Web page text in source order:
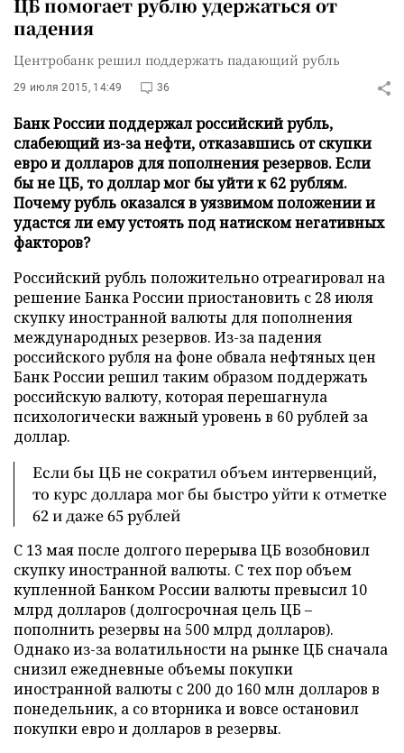
ЦБ помогает рублю удержаться от
падения
Центробанк решил поддержать падающий рубль
29 июля 2015, 14:49 36
Банк России поддержал российский рубль,
слабеющий из-за нефти, отказавшись от скупки
евро и долларов для пополнения резервов. Если
бы не ЦБ, то доллар мог бы уйти к 62 рублям.
Почему рубль оказался в уязвимом положении и
удастся ли ему устоять под натиском негативных
факторов?
Российский рубль положительно отреагировал на
решение Банка России приостановить с 28 июля
скупку иностранной валюты для пополнения
международных резервов. Из-за падения
российского рубля на фоне обвала нефтяных цен
Банк России решил таким образом поддержать
российскую валюту, которая перешагнула
психологически важный уровень в 60 рублей за
доллар.
Если бы ЦБ не сократил объем интервенций,
то курс доллара мог бы быстро уйти к отметке
62 и даже 65 рублей
С 13 мая после долгого перерыва ЦБ возобновил
скупку иностранной валюты. С тех пор объем
купленной Банком России валюты превысил 10
млрд долларов (долгосрочная цель ЦБ –
пополнить резервы на 500 млрд долларов).
Однако из-за волатильности на рынке ЦБ сначала
снизил ежедневные объемы покупки
иностранной валюты с 200 до 160 млн долларов в
понедельник, а со вторника и вовсе остановил
покупки евро и долларов в резервы.